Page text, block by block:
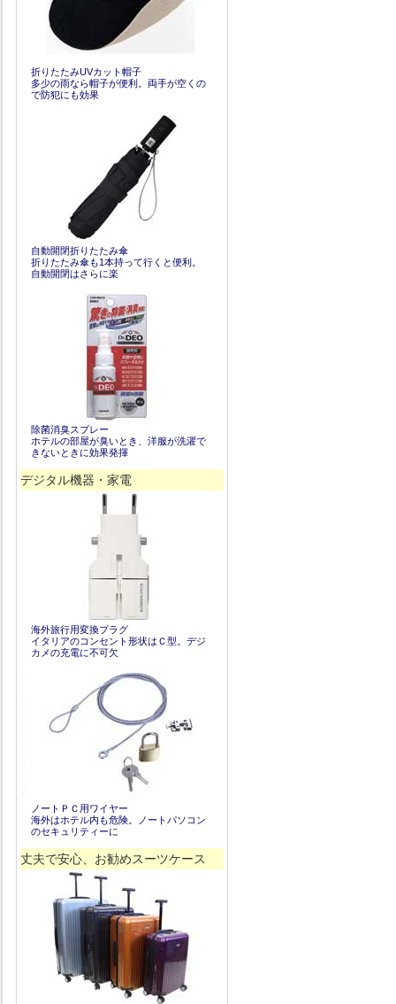
折りたたみUVカット帽子
多少の雨なら帽子が便利。両手が空くの
で防犯にも効果
自動開閉折りたたみ傘
折りたたみ傘も1本持って行くと便利。
自動開閉はさらに楽
除菌消臭スプレー
ホテルの部屋が臭いとき、洋服が洗濯で
きないときに効果発揮
デジタル機器・家電
海外旅行用変換プラグ
イタリアのコンセント形状はＣ型。デジ
カメの充電に不可欠
ノートＰＣ用ワイヤー
海外はホテル内も危険。ノートパソコン
のセキュリティーに
丈夫で安心、お勧めスーツケース